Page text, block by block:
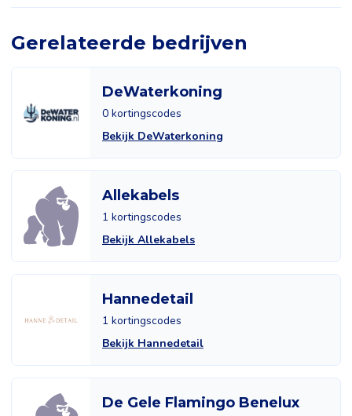
Gerelateerde bedrijven
DeWaterkoning
0 kortingscodes
Bekijk DeWaterkoning
Allekabels
1 kortingscodes
Bekijk Allekabels
Hannedetail
1 kortingscodes
Bekijk Hannedetail
De Gele Flamingo Benelux